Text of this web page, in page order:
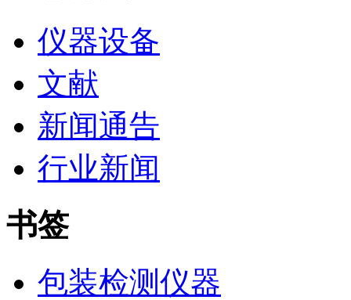
仪器设备
文献
新闻通告
行业新闻
书签
包装检测仪器